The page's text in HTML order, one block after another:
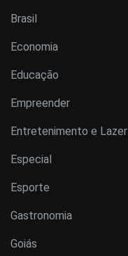
Brasil
Economia
Educação
Empreender
Entretenimento e Lazer
Especial
Esporte
Gastronomia
Goiás